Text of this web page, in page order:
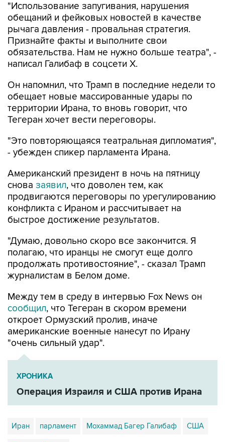
"Использование запугивания, нарушения
обещаний и фейковых новостей в качестве
рычага давления - провальная стратегия.
Признайте факты и выполните свои
обязательства. Нам не нужно больше театра", -
написал Галибаф в соцсети X.
Он напомнил, что Трамп в последние недели то
обещает новые массированные удары по
территории Ирана, то вновь говорит, что
Тегеран хочет вести переговоры.
"Это повторяющаяся театральная дипломатия",
- убежден спикер парламента Ирана.
Американский президент в ночь на пятницу
снова заявил, что доволен тем, как
продвигаются переговоры по урегулированию
конфликта с Ираном и рассчитывает на
быстрое достижение результатов.
"Думаю, довольно скоро все закончится. Я
полагаю, что иранцы не смогут еще долго
продолжать противостояние", - сказал Трамп
журналистам в Белом доме.
Между тем в среду в интервью Fox News он
сообщил, что Тегеран в скором времени
откроет Ормузский пролив, иначе
американские военные нанесут по Ирану
"очень сильный удар".
ХРОНИКА
Операция Израиля и США против Ирана
Иран парламент Мохаммад Багер Галибаф США